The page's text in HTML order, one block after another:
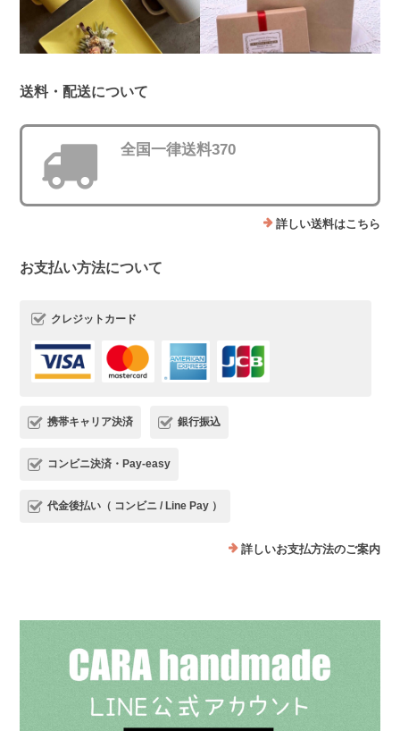
送料・配送について
全国一律送料370
詳しい送料はこちら
お支払い方法について
クレジットカード
携帯キャリア決済 銀行振込
コンビニ決済・Pay-easy
代金後払い（ コンビニ / Line Pay ）
詳しいお支払方法のご案内